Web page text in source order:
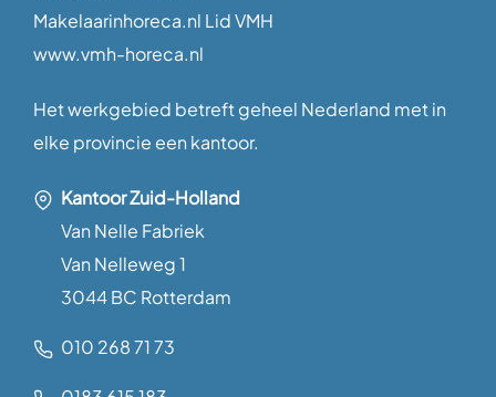
Makelaarinhoreca.nl Lid VMH
www.vmh-horeca.nl
Het werkgebied betreft geheel Nederland met in
elke provincie een kantoor.
Kantoor Zuid-Holland
Van Nelle Fabriek
Van Nelleweg 1
3044 BC Rotterdam
010 268 71 73